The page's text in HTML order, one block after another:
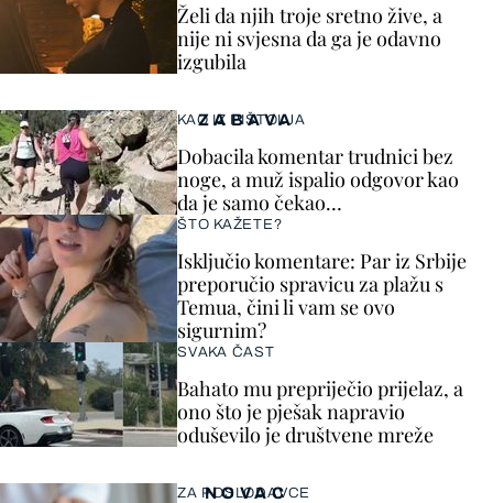
ZABAVA
KAO IZ PIŠTOLJA
Dobacila komentar trudnici bez
noge, a muž ispalio odgovor kao
da je samo čekao…
ŠTO KAŽETE?
Isključio komentare: Par iz Srbije
preporučio spravicu za plažu s
Temua, čini li vam se ovo
sigurnim?
SVAKA ČAST
Bahato mu prepriječio prijelaz, a
ono što je pješak napravio
oduševilo je društvene mreže
Želi da njih troje sretno žive, a
nije ni svjesna da ga je odavno
izgubila
NOVAC
ZA POSLODAVCE